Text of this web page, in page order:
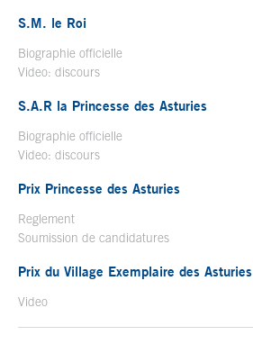
S.M. le Roi
Biographie officielle
Video: discours
S.A.R la Princesse des Asturies
Biographie officielle
Video: discours
Prix Princesse des Asturies
Reglement
Soumission de candidatures
Prix du Village Exemplaire des Asturies
Video